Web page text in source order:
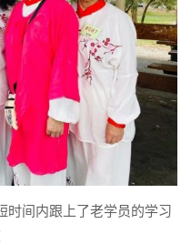
时间内跟上了老学员的学习